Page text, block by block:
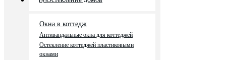
Окна в коттедж
Антивандальные окна для коттеджей
Остекление коттеджей пластиковыми
окнами